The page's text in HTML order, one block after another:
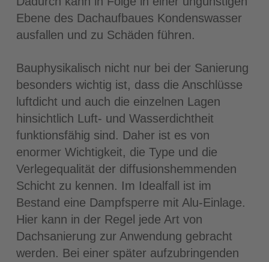
Ebene des Dachaufbaues Kondenswasser
ausfallen und zu Schäden führen.
Bauphysikalisch nicht nur bei der Sanierung
besonders wichtig ist, dass die Anschlüsse
luftdicht und auch die einzelnen Lagen
hinsichtlich Luft- und Wasserdichtheit
funktionsfähig sind. Daher ist es von
enormer Wichtigkeit, die Type und die
Verlegequalität der diffusionshemmenden
Schicht zu kennen. Im Idealfall ist im
Bestand eine Dampfsperre mit Alu-Einlage.
Hier kann in der Regel jede Art von
Dachsanierung zur Anwendung gebracht
werden. Bei einer später aufzubringenden